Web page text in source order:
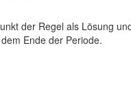
der Regel als Lösung
Ende der Periode.